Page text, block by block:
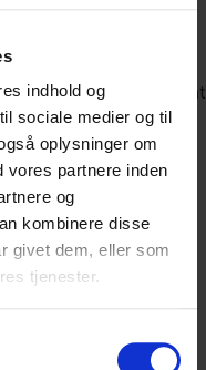
indhold og
sociale medier og til
oplysninger om
vores partnere inden
og
kombinere disse
givet dem, eller som
tjenester.
peroden oktober –
den MC du ønsker at
før rejsen starter.
stadigvæk masser af
kan forekomme at
af MC.
køre på, så endelig
-